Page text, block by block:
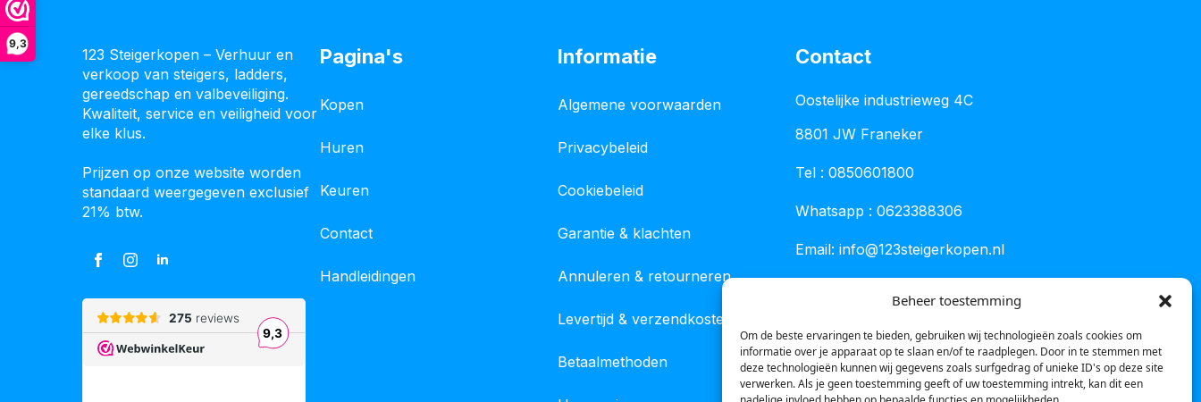
9,3
Beheer toestemming
Om de beste ervaringen te bieden, gebruiken wij technologieën zoals cookies om
informatie over je apparaat op te slaan en/of te raadplegen. Door in te stemmen met
deze technologieën kunnen wij gegevens zoals surfgedrag of unieke ID's op deze site
verwerken. Als je geen toestemming geeft of uw toestemming intrekt, kan dit een
123 Steigerkopen – Verhuur en
verkoop van steigers, ladders,
gereedschap en valbeveiliging.
Kwaliteit, service en veiligheid voor
elke klus.
Prijzen op onze website worden
standaard weergegeven exclusief
21% btw.
Pagina's
Kopen
Huren
Keuren
Contact
Handleidingen
Informatie
Algemene voorwaarden
Privacybeleid
Cookiebeleid
Garantie & klachten
Annuleren & retourneren
Levertijd & verzendkosten
Betaalmethoden
Contact
Oostelijke industrieweg 4C
8801 JW Franeker
Tel : 0850601800
Whatsapp : 0623388306
Email: info@123steigerkopen.nl